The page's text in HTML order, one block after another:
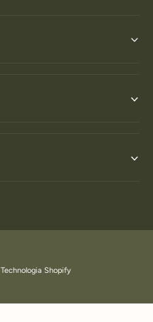
Technologia Shopify